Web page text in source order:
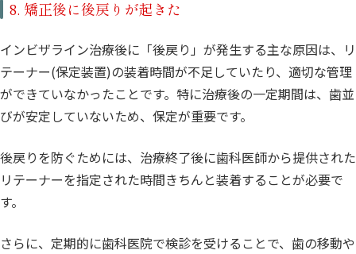
8. 矯正後に後戻りが起きた
インビザライン治療後に「後戻り」が発生する主な原因は、リ
テーナー(保定装置)の装着時間が不足していたり、適切な管理
ができていなかったことです。特に治療後の一定期間は、歯並
びが安定していないため、保定が重要です。
後戻りを防ぐためには、治療終了後に歯科医師から提供された
リテーナーを指定された時間きちんと装着することが必要で
す。
さらに、定期的に歯科医院で検診を受けることで、歯の移動や